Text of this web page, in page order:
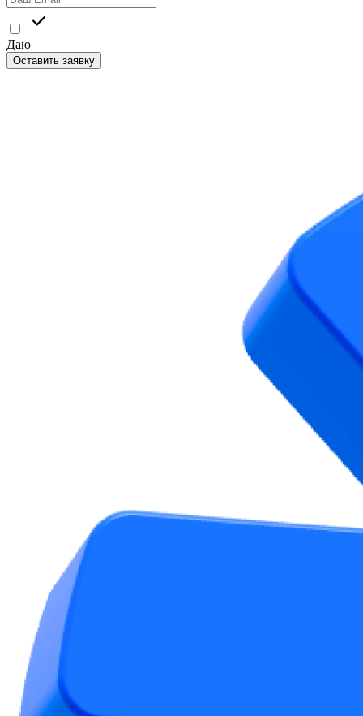
Даю
Оставить заявку